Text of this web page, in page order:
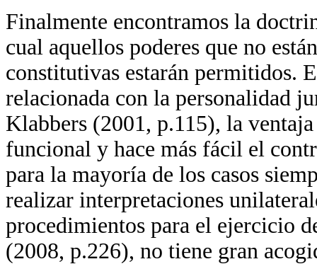
Finalmente encontramos la
cual aquellos poderes que no
constitutivas estarán permitidos.
relacionada con la personalidad
Klabbers (2001, p.115), la
funcional y hace más fácil el
para la mayoría de los casos
realizar interpretaciones
procedimientos para el ejercicio
(2008, p.226), no tiene gran